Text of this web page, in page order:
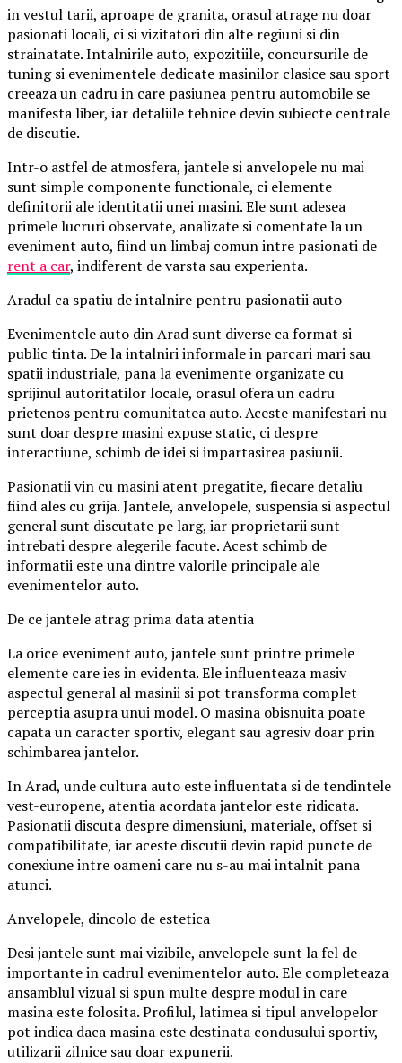
in vestul tarii, aproape de granita, orasul atrage nu doar
pasionati locali, ci si vizitatori din alte regiuni si din
strainatate. Intalnirile auto, expozitiile, concursurile de
tuning si evenimentele dedicate masinilor clasice sau sport
creeaza un cadru in care pasiunea pentru automobile se
manifesta liber, iar detaliile tehnice devin subiecte centrale
de discutie.
Intr-o astfel de atmosfera, jantele si anvelopele nu mai
sunt simple componente functionale, ci elemente
definitorii ale identitatii unei masini. Ele sunt adesea
primele lucruri observate, analizate si comentate la un
eveniment auto, fiind un limbaj comun intre pasionati de
rent a car, indiferent de varsta sau experienta.
Aradul ca spatiu de intalnire pentru pasionatii auto
Evenimentele auto din Arad sunt diverse ca format si
public tinta. De la intalniri informale in parcari mari sau
spatii industriale, pana la evenimente organizate cu
sprijinul autoritatilor locale, orasul ofera un cadru
prietenos pentru comunitatea auto. Aceste manifestari nu
sunt doar despre masini expuse static, ci despre
interactiune, schimb de idei si impartasirea pasiunii.
Pasionatii vin cu masini atent pregatite, fiecare detaliu
fiind ales cu grija. Jantele, anvelopele, suspensia si aspectul
general sunt discutate pe larg, iar proprietarii sunt
intrebati despre alegerile facute. Acest schimb de
informatii este una dintre valorile principale ale
evenimentelor auto.
De ce jantele atrag prima data atentia
La orice eveniment auto, jantele sunt printre primele
elemente care ies in evidenta. Ele influenteaza masiv
aspectul general al masinii si pot transforma complet
perceptia asupra unui model. O masina obisnuita poate
capata un caracter sportiv, elegant sau agresiv doar prin
schimbarea jantelor.
In Arad, unde cultura auto este influentata si de tendintele
vest-europene, atentia acordata jantelor este ridicata.
Pasionatii discuta despre dimensiuni, materiale, offset si
compatibilitate, iar aceste discutii devin rapid puncte de
conexiune intre oameni care nu s-au mai intalnit pana
atunci.
Anvelopele, dincolo de estetica
Desi jantele sunt mai vizibile, anvelopele sunt la fel de
importante in cadrul evenimentelor auto. Ele completeaza
ansamblul vizual si spun multe despre modul in care
masina este folosita. Profilul, latimea si tipul anvelopelor
pot indica daca masina este destinata condusului sportiv,
utilizarii zilnice sau doar expunerii.